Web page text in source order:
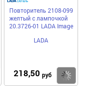
Купить
Повторитель 2108-099
желтый с лампочкой
20.3726-01 LADA Image
LADA
218,50 руб